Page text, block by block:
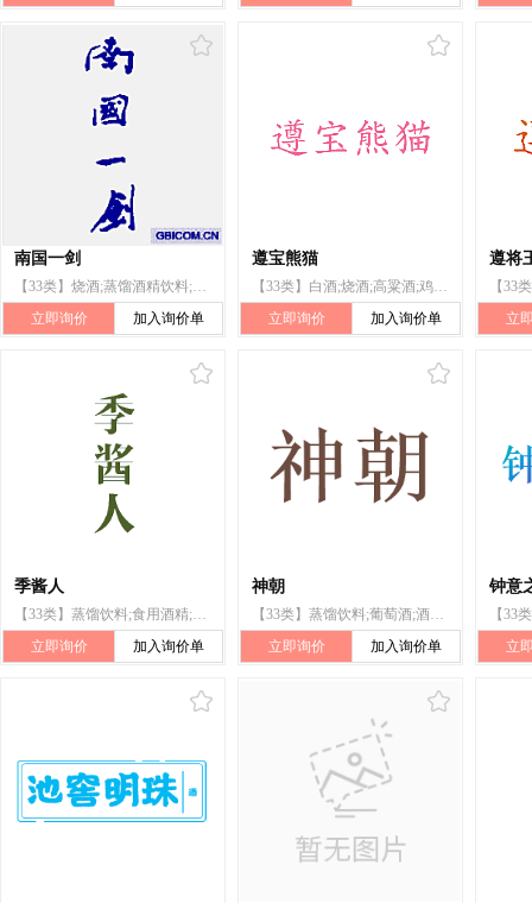
南国一剑
【33类】烧酒;蒸馏酒精饮料;鸡尾酒;酒(饮料);白兰地;日本米酒;威士忌酒;伏特加(酒);米酒;白酒
立即询价
加入询价单
遵宝熊猫
【33类】白酒;烧酒;高粱酒;鸡尾酒;白兰地;威士忌;酒精饮料（啤酒除外）;伏特加酒;果酒;含酒精的饮料（啤酒除外）
立即询价
加入询价单
遵将
立
季酱人
【33类】蒸馏饮料;食用酒精;烈酒（饮料）;谷物制蒸馏酒精饮料;利口酒;米酒;预先混合的酒精饮料（以啤酒为主的除外）;白酒;伏特加酒;含水果酒精饮料
立即询价
加入询价单
神朝
【33类】蒸馏饮料;葡萄酒;酒精饮料（啤酒除外）;伏特加酒;汽酒;食用酒精;白酒;果酒;含酒精的饮料（啤酒除外）;清酒
立即询价
加入询价单
钟意
立